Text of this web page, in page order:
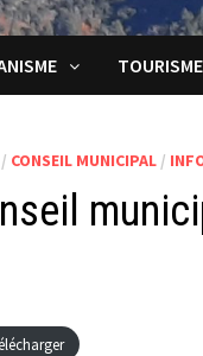
TOURISME
/ CONSEIL MUNICIPAL /